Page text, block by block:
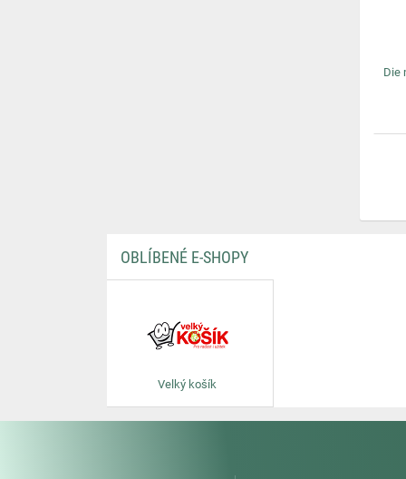
Die
OBLÍBENÉ E-SHOPY
Velký košík